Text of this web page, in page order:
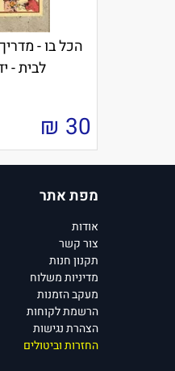
הכל בו -
לבית -
30
₪
מפת אתר
אודות
צור קשר
תקנון חנות
מדיניות משלוח
מעקב הזמנות
הרשמת לקוחות
הצהרת נגישות
החזרות וביטולים